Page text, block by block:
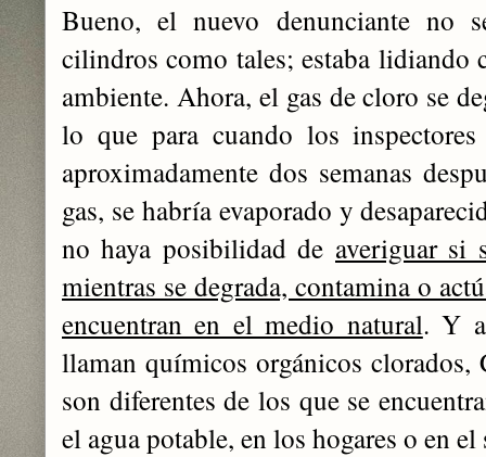
Bueno, el nuevo denunciante no
cilindros como tales; estaba lidiando
ambiente. Ahora, el gas de cloro se
lo que para cuando los
aproximadamente dos semanas
gas, se habría evaporado y
no haya posibilidad de averiguar si
mientras se degrada, contamina o
encuentran en el medio natural. Y
llaman químicos orgánicos
son diferentes de los que se
el agua potable, en los hogares o en el